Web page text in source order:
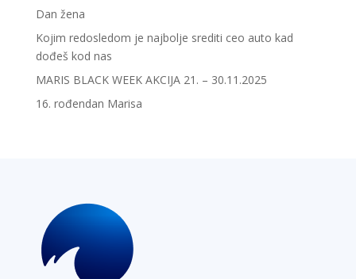
Dan žena
Kojim redosledom je najbolje srediti ceo auto kad
dođeš kod nas
MARIS BLACK WEEK AKCIJA 21. – 30.11.2025
16. rođendan Marisa